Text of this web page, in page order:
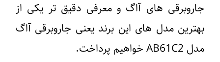
جاروبرقی‌ های آاگ و معرفی دقیق ‌تر یکی از
بهترین مدل ‌های این برند یعنی جاروبرقی آاگ
مدل AB61C2 خواهیم پرداخت.